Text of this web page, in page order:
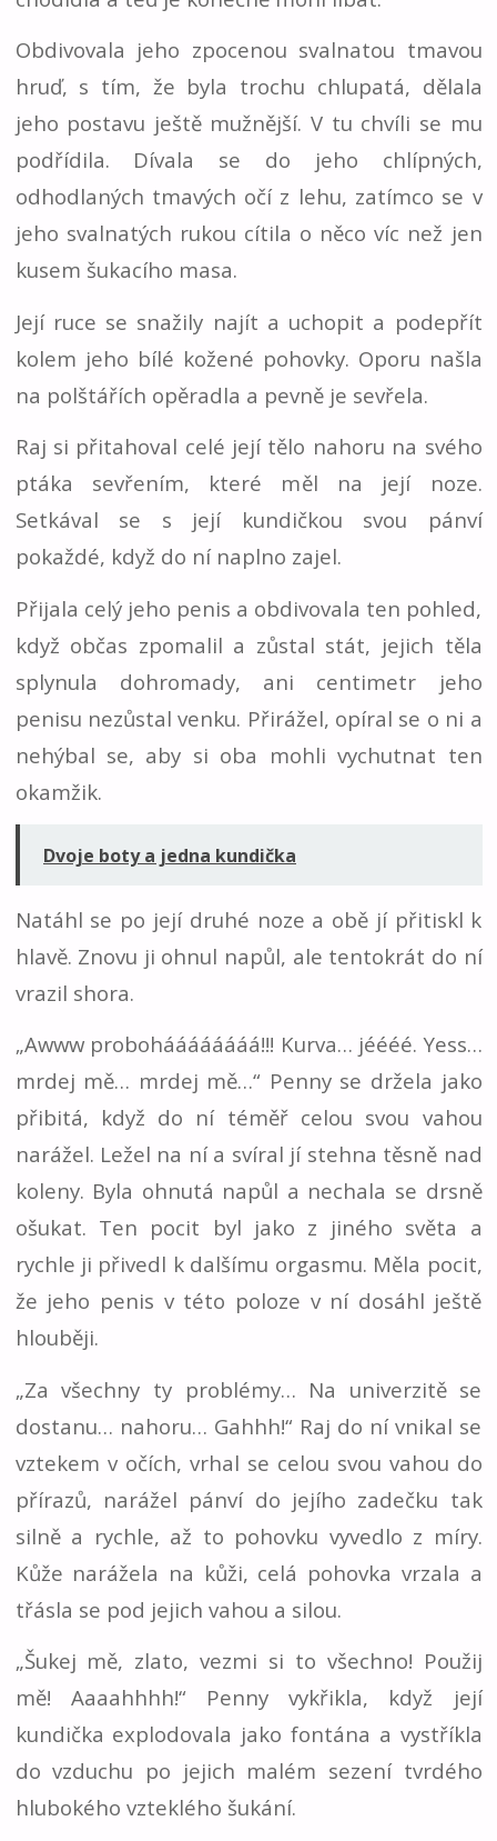
Obdivovala jeho zpocenou svalnatou tmavou
hruď, s tím, že byla trochu chlupatá, dělala
jeho postavu ještě mužnější. V tu chvíli se mu
podřídila. Dívala se do jeho chlípných,
odhodlaných tmavých očí z lehu, zatímco se v
jeho svalnatých rukou cítila o něco víc než jen
kusem šukacího masa.
Její ruce se snažily najít a uchopit a podepřít
kolem jeho bílé kožené pohovky. Oporu našla
na polštářích opěradla a pevně je sevřela.
Raj si přitahoval celé její tělo nahoru na svého
ptáka sevřením, které měl na její noze.
Setkával se s její kundičkou svou pánví
pokaždé, když do ní naplno zajel.
Přijala celý jeho penis a obdivovala ten pohled,
když občas zpomalil a zůstal stát, jejich těla
splynula dohromady, ani centimetr jeho
penisu nezůstal venku. Přirážel, opíral se o ni a
nehýbal se, aby si oba mohli vychutnat ten
okamžik.
Dvoje boty a jedna kundička
Natáhl se po její druhé noze a obě jí přitiskl k
hlavě. Znovu ji ohnul napůl, ale tentokrát do ní
vrazil shora.
„Awww proboháááááááá!!! Kurva… jéééé. Yess…
mrdej mě… mrdej mě…“ Penny se držela jako
přibitá, když do ní téměř celou svou vahou
narážel. Ležel na ní a svíral jí stehna těsně nad
koleny. Byla ohnutá napůl a nechala se drsně
ošukat. Ten pocit byl jako z jiného světa a
rychle ji přivedl k dalšímu orgasmu. Měla pocit,
že jeho penis v této poloze v ní dosáhl ještě
hlouběji.
„Za všechny ty problémy… Na univerzitě se
dostanu… nahoru… Gahhh!“ Raj do ní vnikal se
vztekem v očích, vrhal se celou svou vahou do
přírazů, narážel pánví do jejího zadečku tak
silně a rychle, až to pohovku vyvedlo z míry.
Kůže narážela na kůži, celá pohovka vrzala a
třásla se pod jejich vahou a silou.
„Šukej mě, zlato, vezmi si to všechno! Použij
mě! Aaaahhhh!“ Penny vykřikla, když její
kundička explodovala jako fontána a vystříkla
do vzduchu po jejich malém sezení tvrdého
hlubokého vzteklého šukání.